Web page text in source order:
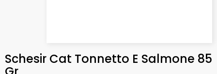
Schesir Cat Tonnetto E Salmone 85